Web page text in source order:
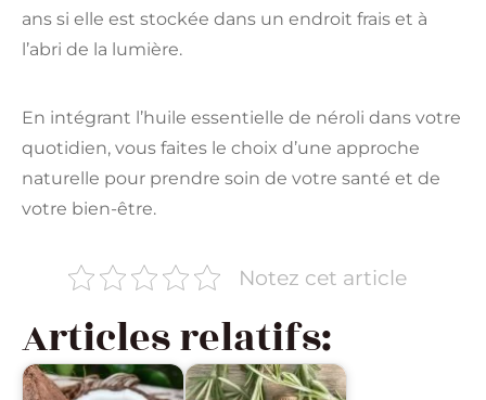
ans si elle est stockée dans un endroit frais et à
l’abri de la lumière.
En intégrant l’huile essentielle de néroli dans votre
quotidien, vous faites le choix d’une approche
naturelle pour prendre soin de votre santé et de
votre bien-être.
Notez cet article
Articles relatifs: